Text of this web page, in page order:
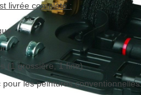
livrée complète :
(1 grossière, 1 fine)
pour les peintures conventionnelles